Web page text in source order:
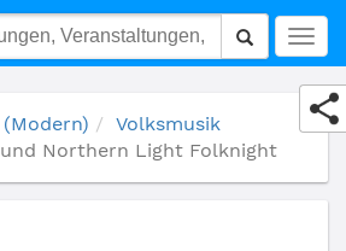
Light Folknight
Volksmusik
und Northern Light Folknight